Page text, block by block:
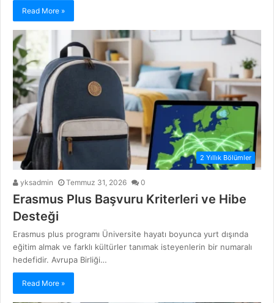
Read More »
2 Yıllık Bölümler
yksadmin Temmuz 31, 2026 0
Erasmus Plus Başvuru Kriterleri ve Hibe
Desteği
Erasmus plus programı Üniversite hayatı boyunca yurt dışında
eğitim almak ve farklı kültürler tanımak isteyenlerin bir numaralı
hedefidir. Avrupa Birliği…
Read More »